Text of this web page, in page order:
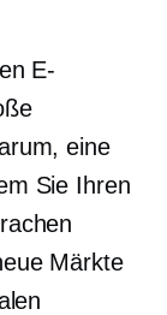
E-
eine
Sie Ihren
Märkte